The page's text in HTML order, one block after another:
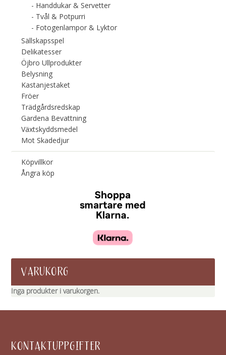
Handdukar & Servetter
Tvål & Potpurri
Fotogenlampor & Lyktor
Sällskapsspel
Delikatesser
Öjbro Ullprodukter
Belysning
Kastanjestaket
Fröer
Trädgårdsredskap
Gardena Bevattning
Växtskyddsmedel
Mot Skadedjur
Köpvillkor
Ångra köp
VARUKORG
Inga produkter i varukorgen.
KONTAKTUPPGIFTER